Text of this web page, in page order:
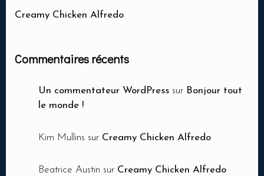
Creamy Chicken Alfredo
Commentaires récents
Un commentateur WordPress sur Bonjour tout
le monde !
Kim Mullins sur Creamy Chicken Alfredo
Beatrice Austin sur Creamy Chicken Alfredo
Heure